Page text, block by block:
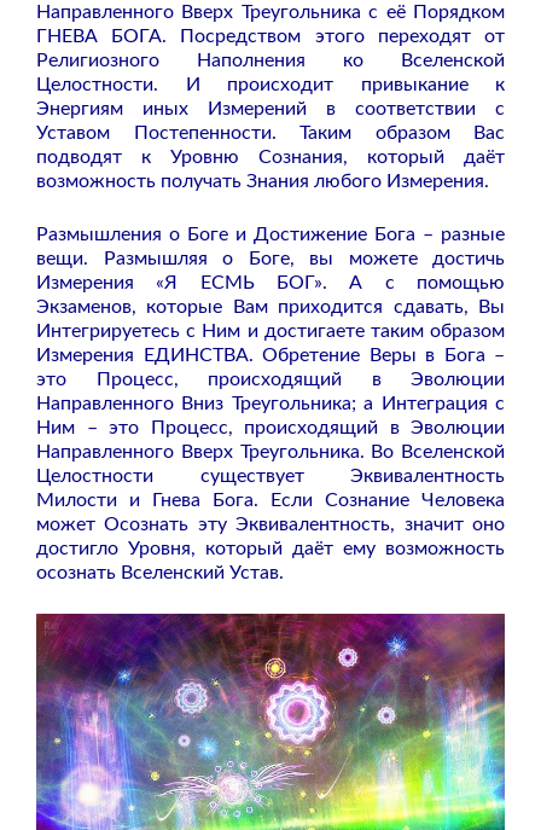
Направленного Вверх Треугольника с её Порядком
ГНЕВА БОГА. Посредством этого переходят от
Религиозного Наполнения ко Вселенской
Целостности. И происходит привыкание к
Энергиям иных Измерений в соответствии с
Уставом Постепенности. Таким образом Вас
подводят к Уровню Сознания, который даёт
возможность получать Знания любого Измерения.
Размышления о Боге и Достижение Бога – разные
вещи. Размышляя о Боге, вы можете достичь
Измерения «Я ЕСМЬ БОГ». А с помощью
Экзаменов, которые Вам приходится сдавать, Вы
Интегрируетесь с Ним и достигаете таким образом
Измерения ЕДИНСТВА. Обретение Веры в Бога –
это Процесс, происходящий в Эволюции
Направленного Вниз Треугольника; а Интеграция с
Ним – это Процесс, происходящий в Эволюции
Направленного Вверх Треугольника. Во Вселенской
Целостности существует Эквивалентность
Милости и Гнева Бога. Если Сознание Человека
может Осознать эту Эквивалентность, значит оно
достигло Уровня, который даёт ему возможность
осознать Вселенский Устав.